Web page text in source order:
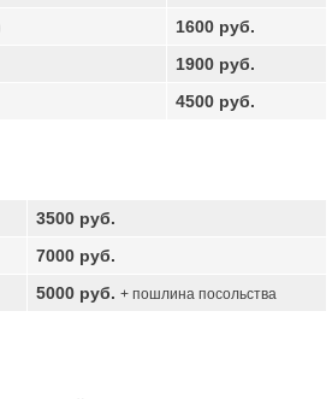
1600 руб.
1900 руб.
4500 руб.
3500 руб.
7000 руб.
5000 руб. + пошлина посольства